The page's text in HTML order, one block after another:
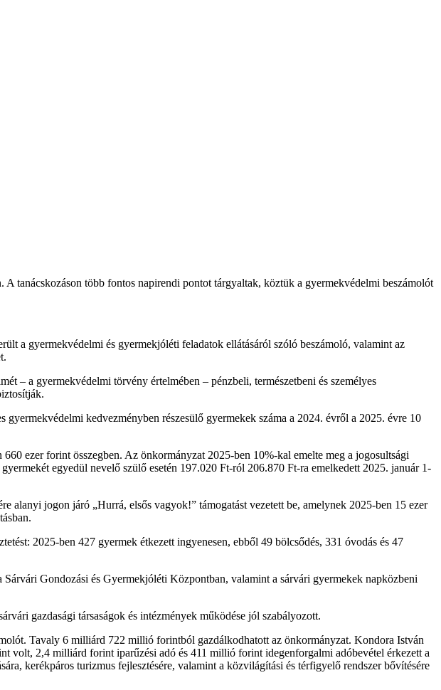
tanácskozáson több fontos napirendi pontot tárgyaltak, köztük a gyermekvédelmi beszámolót
a gyermekvédelmi és gyermekjóléti feladatok ellátásáról szóló beszámoló, valamint az
– a gyermekvédelmi törvény értelmében – pénzbeli, természetbeni és személyes
kedvezményben részesülő gyermekek száma a 2024. évről a 2025. évre 10
ezer forint összegben. Az önkormányzat 2025-ben 10%-kal emelte meg a jogosultsági
egyedül nevelő szülő esetén 197.020 Ft-ról 206.870 Ft-ra emelkedett 2025. január 1-
alanyi jogon járó „Hurrá, elsős vagyok!” támogatást vezetett be, amelynek 2025-ben 15 ezer
2025-ben 427 gyermek étkezett ingyenesen, ebből 49 bölcsődés, 331 óvodás és 47
Gondozási és Gyermekjóléti Központban, valamint a sárvári gyermekek napközbeni
gazdasági társaságok és intézmények működése jól szabályozott.
Tavaly 6 milliárd 722 millió forintból gazdálkodhatott az önkormányzat. Kondora István
volt, 2,4 milliárd forint iparűzési adó és 411 millió forint idegenforgalmi adóbevétel érkezett a
kerékpáros turizmus fejlesztésére, valamint a közvilágítási és térfigyelő rendszer bővítésére